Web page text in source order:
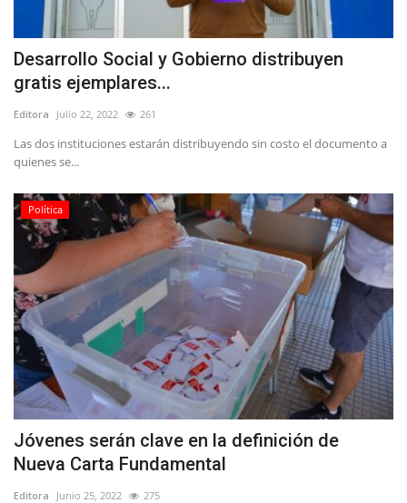
Desarrollo Social y Gobierno distribuyen
gratis ejemplares...
Editora Julio 22, 2022 261
Las dos instituciones estarán distribuyendo sin costo el documento a
quienes se...
Política
Jóvenes serán clave en la definición de
Nueva Carta Fundamental
Editora Junio 25, 2022 275